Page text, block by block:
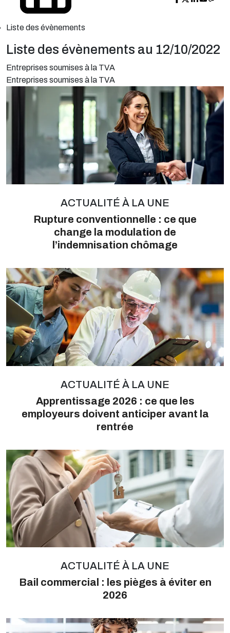
Liste des évènements
Liste des évènements au 12/10/2022
Entreprises soumises à la TVA
Entreprises soumises à la TVA
ACTUALITÉ À LA UNE
Rupture conventionnelle : ce que
change la modulation de
l’indemnisation chômage
ACTUALITÉ À LA UNE
Apprentissage 2026 : ce que les
employeurs doivent anticiper avant la
rentrée
ACTUALITÉ À LA UNE
Bail commercial : les pièges à éviter en
2026